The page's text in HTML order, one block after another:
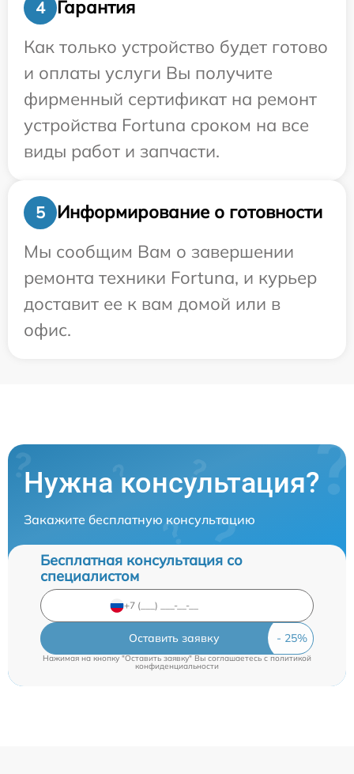
4
Гарантия
Как только устройство будет готово
и оплаты услуги Вы получите
фирменный сертификат на ремонт
устройства Fortuna сроком на все
виды работ и запчасти.
5
Информирование о готовности
Мы сообщим Вам о завершении
ремонта техники Fortuna, и курьер
доставит ее к вам домой или в
офис.
Нужна консультация?
Закажите бесплатную консультацию
Бесплатная консультация со
специалистом
Оставить заявку
Нажимая на кнопку "Оставить заявку" Вы соглашаетесь cполитикой
конфиденциальности